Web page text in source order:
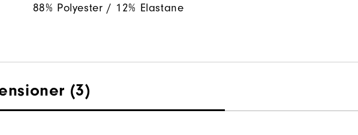
88% Polyester / 12% Elastane
(3)